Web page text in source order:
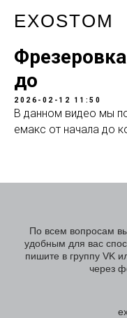
EXOSTOM
до
2026-02-12 11:50
В данном видео мы
емакс от начала до
По всем вопросам
удобным для вас
пишите в группу VK
через